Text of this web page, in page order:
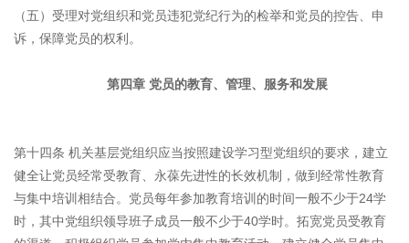
（五）受理对党组织和党员违犯党纪行为的检举和党员的控告、申
诉，保障党员的权利。
第四章 党员的教育、管理、服务和发展
第十四条 机关基层党组织应当按照建设学习型党组织的要求，建立
健全让党员经常受教育、永葆先进性的长效机制，做到经常性教育
与集中培训相结合。党员每年参加教育培训的时间一般不少于24学
时，其中党组织领导班子成员一般不少于40学时。拓宽党员受教育